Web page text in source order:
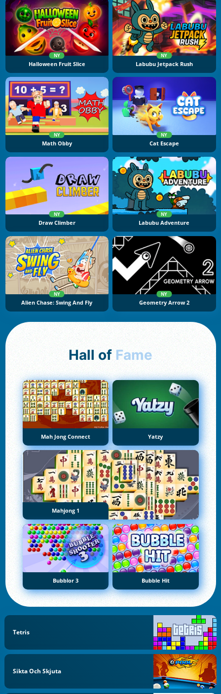
NY
Halloween Fruit Slice
NY
Labubu Jetpack Rush
NY
Math Obby
NY
Cat Escape
NY
Draw Climber
NY
Labubu Adventure
NY
Alien Chase: Swing And Fly
NY
Geometry Arrow 2
Hall of Fame
Mah Jong Connect Yatzy
Mahjong 1
Bubblor 3 Bubble Hit
Tetris
Sikta Och Skjuta